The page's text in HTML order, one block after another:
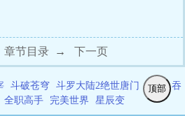
章节目录 → 下一页
斗破苍穹 斗罗大陆2绝世唐门 剑来 吞
全职高手 完美世界 星辰变
顶部